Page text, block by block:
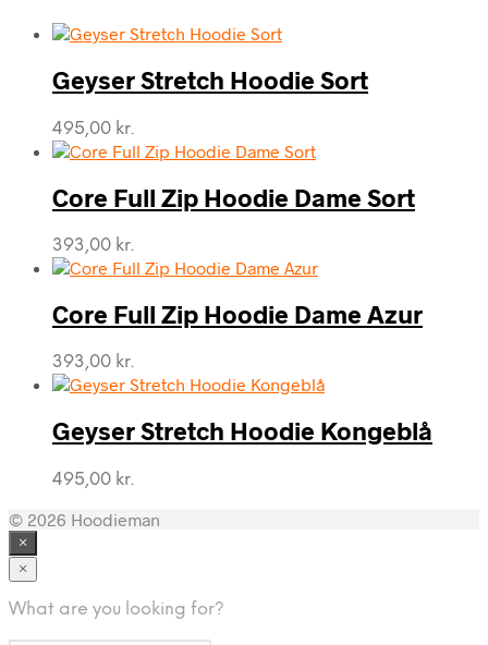
Geyser Stretch Hoodie Sort
495,00 kr.
Core Full Zip Hoodie Dame Sort
393,00 kr.
Core Full Zip Hoodie Dame Azur
393,00 kr.
Geyser Stretch Hoodie Kongeblå
495,00 kr.
© 2026 Hoodieman
×
×
What are you looking for?